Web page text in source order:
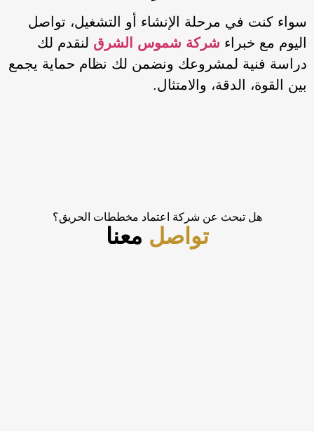
سواء كنت في مرحلة الإنشاء أو التشغيل، تواصل
اليوم مع خبراء شركة شموس الشرق لنقدم لك
دراسة فنية لمشروعك ونضمن لك نظام حماية يجمع
بين القوة، الدقة، والامتثال.
هل تبحث عن شركة اعتماد مخططات الحريق؟
تواصل معنا